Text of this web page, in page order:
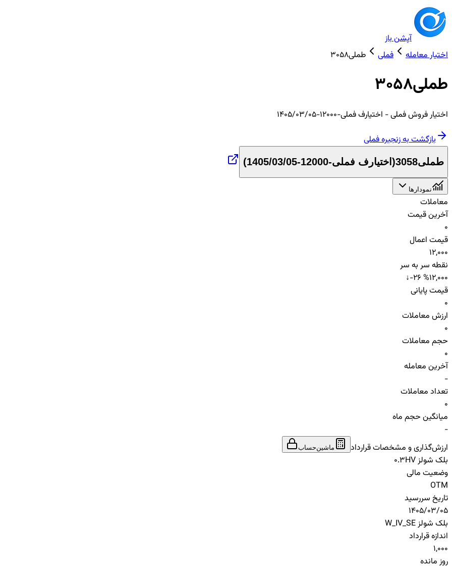
آپشن باز
اختیار معامله
فملی طملی3058
طملی3058
اختیارفروشفملی- اختیارف فملی-12000-1405/03/05
بازگشت به زنجیرهفملی
طملی3058 ( اختیارف فملی-12000-1405/03/05 )
نمودارها
معاملات
آخرین قیمت
0
قیمت اعمال
12,000
نقطه سر به سر
12,000
↓-26 %
قیمت پایانی
0
ارزش معاملات
0
حجم معاملات
0
آخرین معامله
-
تعداد معاملات
0
میانگین حجم ماه
-
ارزش‌گذاری و مشخصات قرارداد
ماشین‌حساب
بلک شولز HV
0.3
وضعیت مالی
OTM
تاریخ سررسید
1405/03/05
بلک شولز W_IV_SE
اندازه قرارداد
1,000
روز مانده